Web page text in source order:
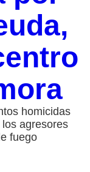
homicidas
agresores
fuego